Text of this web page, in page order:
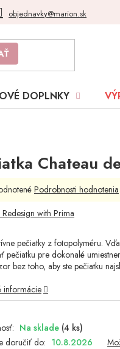
objednavky@marion.sk
DOPLNKY
Chateau
Na sklade (4 ks)
doručiť do: 10.8.2026
pečiatky z fotopolyméru.
pečiatku pre dokonalé
bez toho, aby ste pečiatku
informácie
Podrobnosti hodnotenia
Redesign with Prima